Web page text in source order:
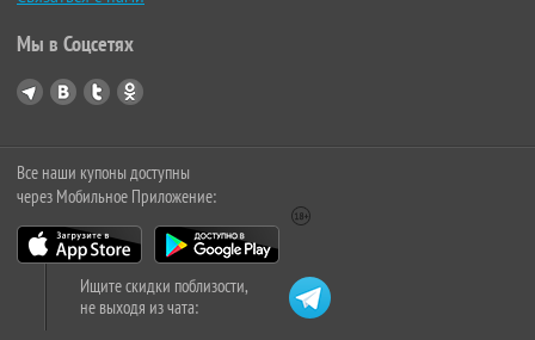
Мы в Соцсетях
Все наши купоны доступны
через Мобильное Приложение:
Ищите скидки поблизости,
не выходя из чата: